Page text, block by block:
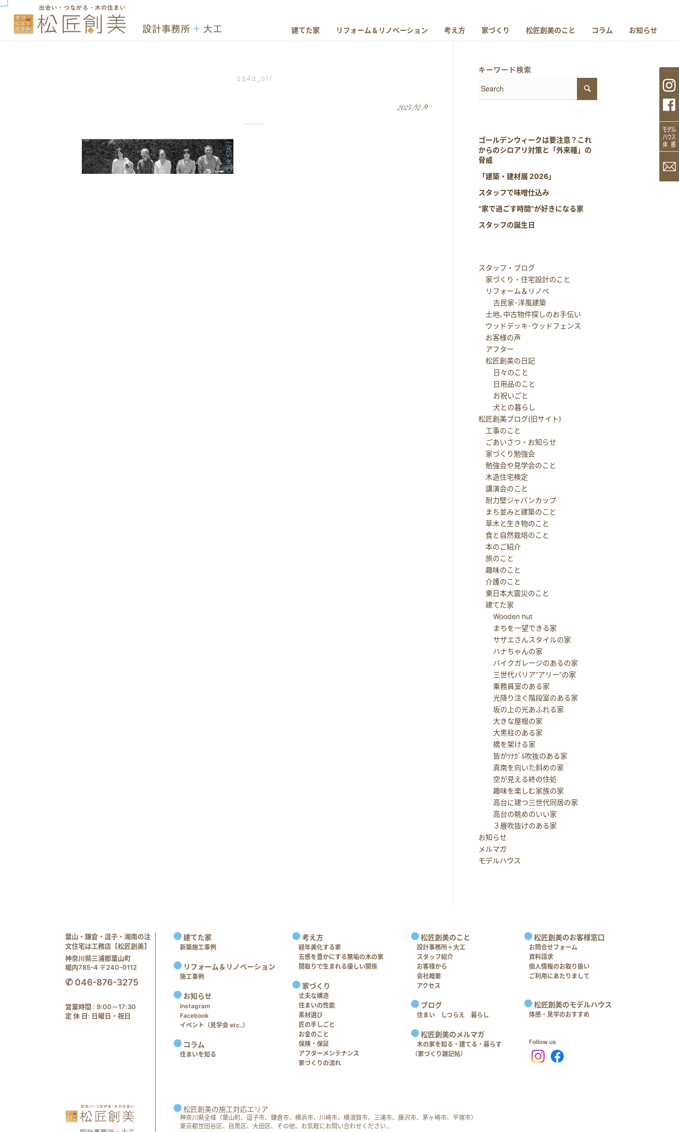
建てた家 リフォーム＆リノベーション 考え方 家づくり 松匠創美のこと コラム お知らせ
sq4d_off
2025/12/9
キーワード検索
ゴールデンウィークは要注意？これ
からのシロアリ対策と「外来種」の
脅威
「建築・建材展 2026」
スタッフで味噌仕込み
“家で過ごす時間”が好きになる家
スタッフの誕生日
スタッフ・ブログ
家づくり・住宅設計のこと
リフォーム＆リノベ
古民家･洋風建築
土地､中古物件探しのお手伝い
ウッドデッキ･ウッドフェンス
お客様の声
アフター
松匠創美の日記
日々のこと
日用品のこと
お祝いごと
犬との暮らし
松匠創美ブログ(旧サイト)
工事のこと
ごあいさつ・お知らせ
家づくり勉強会
勉強会や見学会のこと
木造住宅検定
講演会のこと
耐力壁ジャパンカップ
まち並みと建築のこと
草木と生き物のこと
食と自然栽培のこと
本のご紹介
旅のこと
趣味のこと
介護のこと
東日本大震災のこと
建てた家
Wooden hut
まちを一望できる家
サザエさんスタイルの家
ハナちゃんの家
バイクガレージのあるの家
三世代バリア”アリー”の家
乗務員室のある家
光降り注ぐ階段室のある家
坂の上の光あふれる家
大きな屋根の家
大黒柱のある家
橋を架ける家
皆がﾂﾅｶﾞﾙ吹抜のある家
真南を向いた斜めの家
空が見える終の住処
趣味を楽しむ家族の家
高台に建つ三世代同居の家
高台の眺めのいい家
３層吹抜けのある家
お知らせ
メルマガ
モデルハウス
葉山・鎌倉・逗子・湘南の注
文住宅は工務店【松匠創美】
神奈川県三浦郡葉山町
堀内785-4 〒240-0112
✆ 046-876-3275
営業時間 : 9:00－17:30
定 休 日: 日曜日・祝日
建てた家
新築施工事例
リフォーム＆リノベーション
施工事例
お知らせ
Instagram
Facebook
イベント（見学会 etc..）
コラム
住まいを知る
考え方
経年美化する家
五感を豊かにする無垢の木の家
間取りで生まれる優しい関係
家づくり
丈夫な構造
住まいの性能
素材選び
匠の手しごと
お金のこと
保険・保証
アフターメンテナンス
家づくりの流れ
松匠創美のこと
設計事務所＋大工
スタッフ紹介
お客様から
会社概要
アクセス
ブログ
住まい しつらえ 暮らし
松匠創美のメルマガ
木の家を知る・建てる・暮らす
（家づくり雑記帖）
松匠創美のお客様窓口
お問合せフォーム
資料請求
個人情報のお取り扱い
ご利用にあたりまして
松匠創美のモデルハウス
体感・見学のおすすめ
Follow us
松匠創美の施工対応エリア
神奈川県全域（葉山町、逗子市、鎌倉市、横浜市、川崎市、横須賀市、三浦市、藤沢市、茅ヶ崎市、平塚市）
東京都世田谷区、目黒区、大田区、その他、お気軽にお問い合わせください…